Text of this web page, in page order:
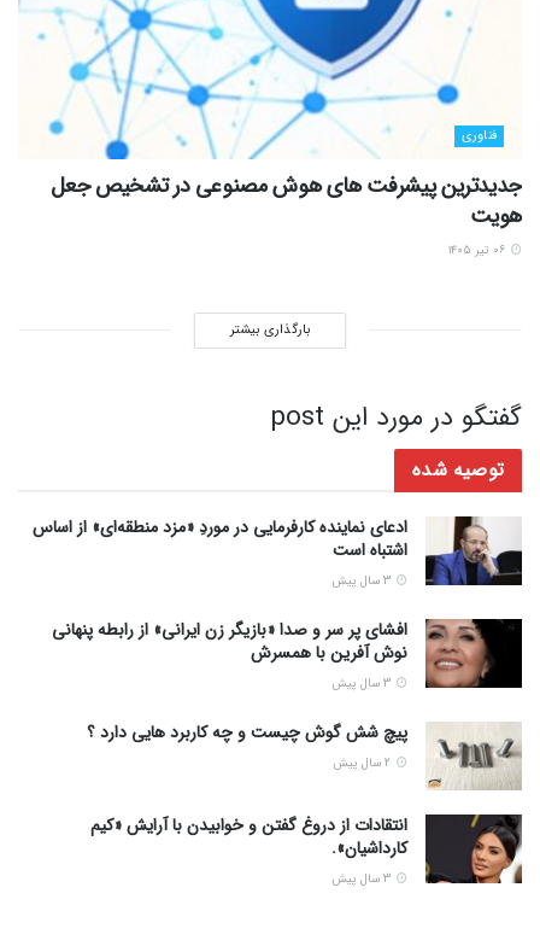
فناوری
جدیدترین پیشرفت های هوش مصنوعی در تشخیص جعل
هویت
بارگذاری بیشتر
گفتگو در مورد این post
توصیه شده
ادعای نماینده کارفرمایی در موردِ «مزد منطقه‌ای» از اساس
اشتباه است
افشای پر سر و صدا «بازیگر زن ایرانی» از رابطه پنهانی
نوش آفرین با همسرش
پیچ شش گوش چیست و چه کاربرد هایی دارد ؟
انتقادات از دروغ گفتن و خوابیدن با آرایش «کیم
کارداشیان».